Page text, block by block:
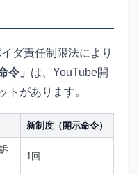
ダ責任制限法により
令」 は、YouTube開
トがあります。
新制度（開示命令）
1回